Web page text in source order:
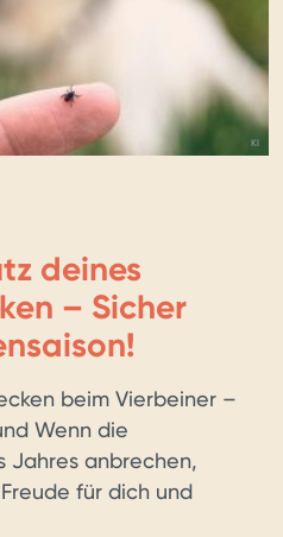
KI BILD
deines
– Sicher
beim Vierbeiner –
Wenn die
Jahres anbrechen,
für dich und
Spaziergängen,